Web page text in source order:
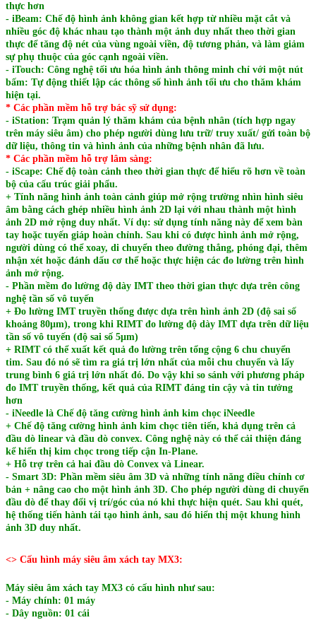
thực hơn
- iBeam: Chế độ hình ảnh không gian kết hợp từ nhiều mặt cắt và
nhiều góc độ khác nhau tạo thành một ảnh duy nhất theo thời gian
thực để tăng độ nét của vùng ngoài viền, độ tương phản, và làm giảm
sự phụ thuộc của góc cạnh ngoài viền.
- iTouch: Công nghệ tối ưu hóa hình ảnh thông minh chỉ với một nút
bấm: Tự động thiết lập các thông số hình ảnh tối ưu cho thăm khám
hiện tại.
* Các phần mềm hỗ trợ bác sỹ sử dụng:
- iStation: Trạm quản lý thăm khám của bệnh nhân (tích hợp ngay
trên máy siêu âm) cho phép người dùng lưu trữ/ truy xuất/ gửi toàn bộ
dữ liệu, thông tin và hình ảnh của những bệnh nhân đã lưu.
* Các phần mềm hỗ trợ lâm sàng:
- iScape: Chế độ toàn cảnh theo thời gian thực để hiểu rõ hơn về toàn
bộ của cấu trúc giải phẩu.
+ Tính năng hình ảnh toàn cảnh giúp mở rộng trường nhìn hình siêu
âm bằng cách ghép nhiều hình ảnh 2D lại với nhau thành một hình
ảnh 2D mở rộng duy nhất. Ví dụ: sử dụng tính năng này để xem bàn
tay hoặc tuyến giáp hoàn chỉnh. Sau khi có được hình ảnh mở rộng,
người dùng có thể xoay, di chuyển theo đường thẳng, phóng đại, thêm
nhận xét hoặc đánh dấu cơ thể hoặc thực hiện các đo lường trên hình
ảnh mở rộng.
- Phần mềm đo lường độ dày IMT theo thời gian thực dựa trên công
nghệ tần số vô tuyến
+ Đo lường IMT truyền thống được dựa trên hình ảnh 2D (độ sai số
khoảng 80μm), trong khi RIMT đo lường độ dày IMT dựa trên dữ liệu
tần số vô tuyến (độ sai số 5μm)
+ RIMT có thể xuất kết quả đo lường trên tổng cộng 6 chu chuyển
tim. Sau đó nó sẽ tìm ra giá trị lớn nhất của mỗi chu chuyển và lấy
trung bình 6 giá trị lớn nhất đó. Do vậy khi so sánh với phương pháp
đo IMT truyền thống, kết quả của RIMT đáng tin cậy và tin tưởng
hơn
- iNeedle là Chế độ tăng cường hình ảnh kim chọc iNeedle
+ Chế độ tăng cường hình ảnh kim chọc tiên tiến, khả dụng trên cả
đầu dò linear và đầu dò convex. Công nghệ này có thể cải thiện đáng
kể hiển thị kim chọc trong tiếp cận In-Plane.
+ Hỗ trợ trên cả hai đầu dò Convex và Linear.
- Smart 3D: Phần mềm siêu âm 3D và những tính năng điều chỉnh cơ
bản + nâng cao cho một hình ảnh 3D. Cho phép người dùng di chuyển
đầu dò để thay đổi vị trí/góc của nó khi thực hiện quét. Sau khi quét,
hệ thống tiến hành tái tạo hình ảnh, sau đó hiển thị một khung hình
ảnh 3D duy nhất.
<> Cấu hình máy siêu âm xách tay MX3:
Máy siêu âm xách tay MX3 có cấu hình như sau:
- Máy chính: 01 máy
- Dây nguồn: 01 cái